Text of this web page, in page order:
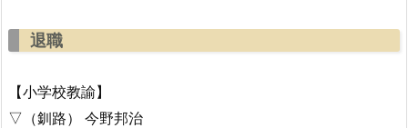
退職
【小学校教諭】
▽（釧路） 今野邦治